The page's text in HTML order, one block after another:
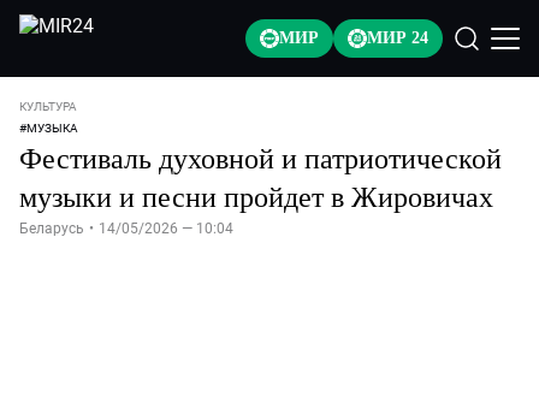
МИР МИР 24
КУЛЬТУРА
#МУЗЫКА
Фестиваль духовной и патриотической
музыки и песни пройдет в Жировичах
Беларусь • 14/05/2026 — 10:04